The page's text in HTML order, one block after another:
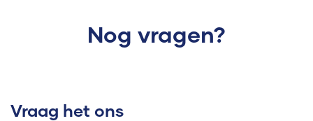
Nog vragen?
Vraag het ons